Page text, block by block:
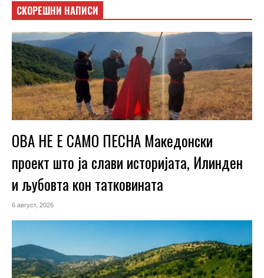
СКОРЕШНИ НАПИСИ
ОВА НЕ Е САМО ПЕСНА Македонски
проект што ја слави историјата, Илинден
и љубовта кон татковината
6 август, 2026